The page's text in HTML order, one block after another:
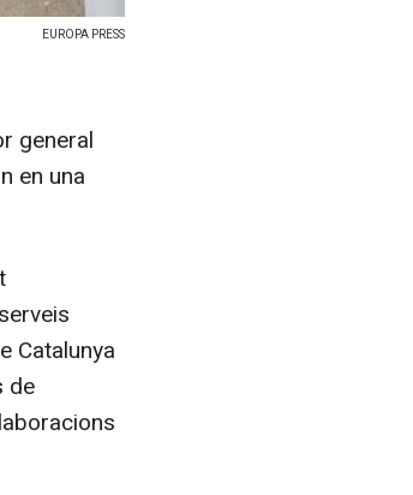
EUROPA PRESS
general
en una
Catalunya
de